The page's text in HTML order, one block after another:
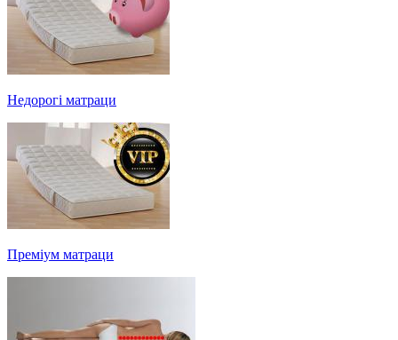
Недорогі матраци
Преміум матраци